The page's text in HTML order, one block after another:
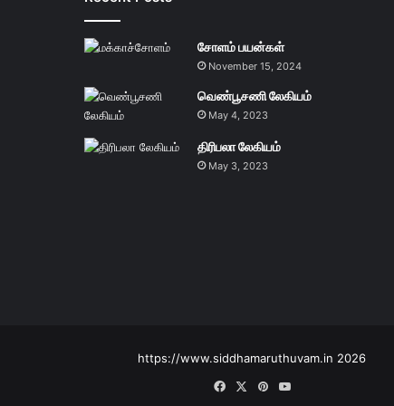
சோளம் பயன்கள்
November 15, 2024
வெண்பூசணி லேகியம்
May 4, 2023
திரிபலா லேகியம்
May 3, 2023
https://www.siddhamaruthuvam.in 2026
FacebookPinterestYouTube